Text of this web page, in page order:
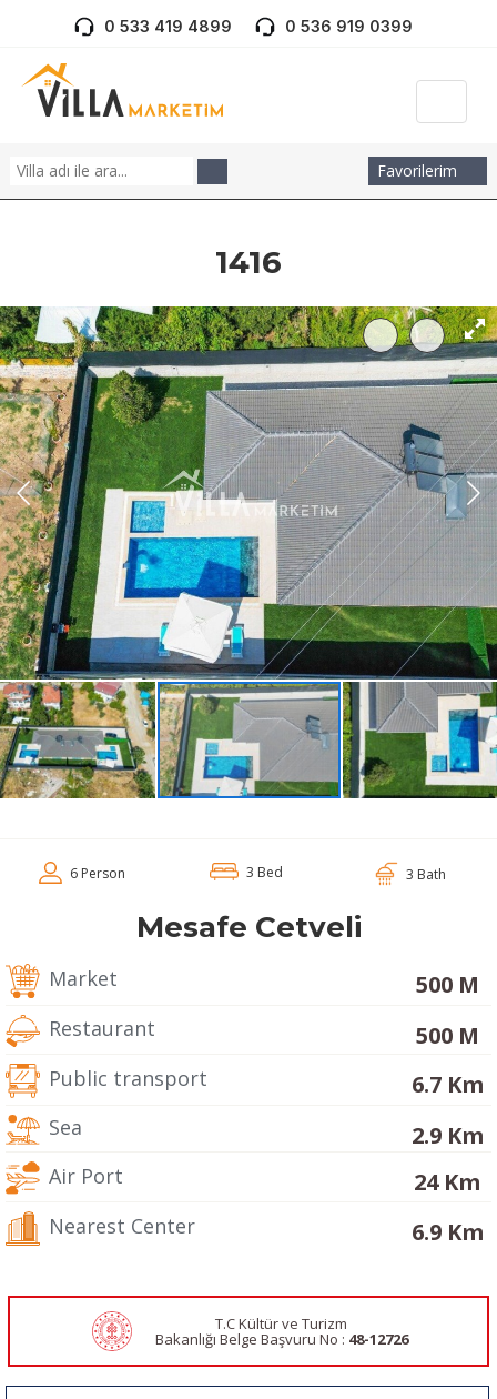
0 533 419 4899 0 536 919 0399
Favorilerim
1416
6 Person 3 Bed 3 Bath
Mesafe Cetveli
Market 500 M
Restaurant 500 M
Public transport 6.7 Km
Sea 2.9 Km
Air Port 24 Km
Nearest Center 6.9 Km
T.C Kültür ve Turizm
Bakanlığı Belge Başvuru No : 48-12726